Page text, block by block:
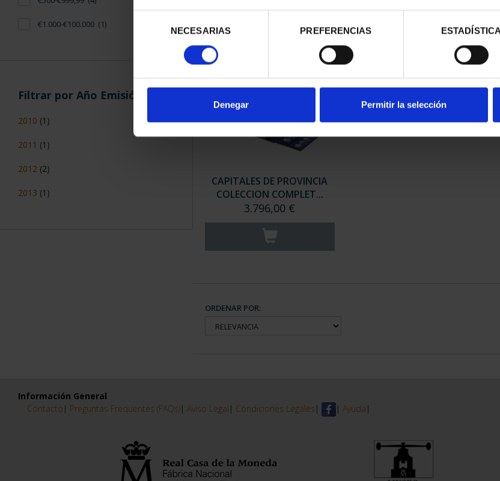
consentimiento
NECESARIAS PREFERENCIAS
Denegar Permitir la selección
€1.000-€100.000 (1)
Filtrar por Año Emisión
2010 (1)
2011 (1)
2012 (2)
2013 (1)
949,00 €
Sólo para usuarios registrados
949,00 €
Sólo para usuarios registrados
CAPITALES DE PROVINCIA
COLECCION COMPLET...
3.796,00 €
ORDENAR POR:
Información General
Contacto | Preguntas Frequentes (FAQs)| Aviso Legal | Condiciones Legales | | Ayuda |